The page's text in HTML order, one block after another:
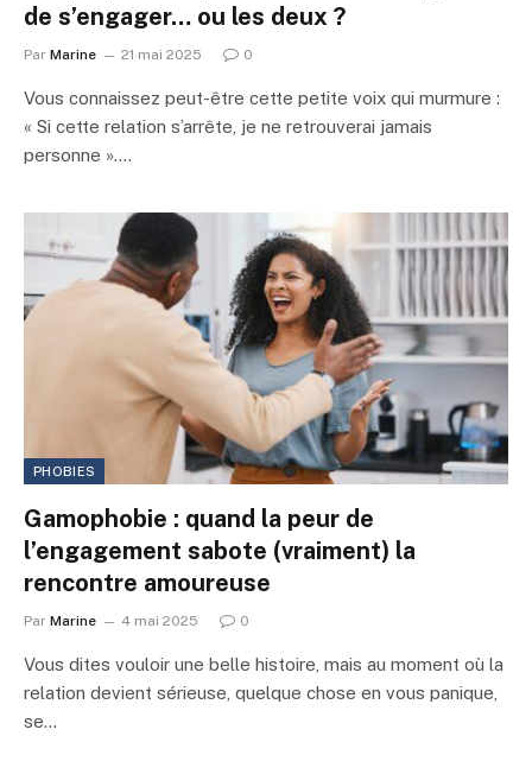
de s’engager… ou les deux ?
Par Marine 21 mai 2025 0
Vous connaissez peut-être cette petite voix qui murmure :
« Si cette relation s’arrête, je ne retrouverai jamais
personne ».…
PHOBIES
Gamophobie : quand la peur de
l’engagement sabote (vraiment) la
rencontre amoureuse
Par Marine 4 mai 2025 0
Vous dites vouloir une belle histoire, mais au moment où la
relation devient sérieuse, quelque chose en vous panique,
se…